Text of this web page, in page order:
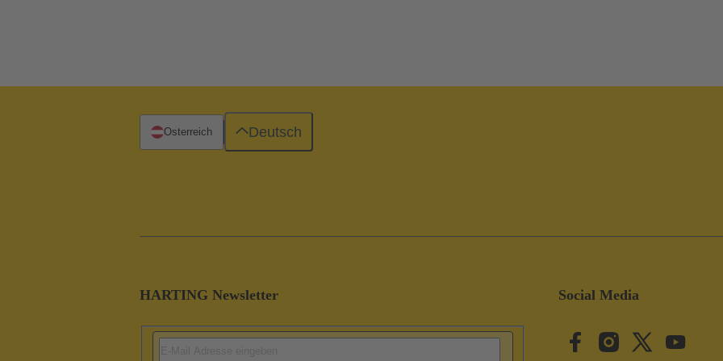
HARTING Newsletter Social Media
Österreich Deutsch